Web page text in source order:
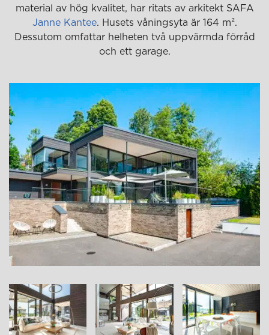
material av hög kvalitet, har ritats av arkitekt SAFA
Janne Kantee. Husets våningsyta är 164 m².
Dessutom omfattar helheten två uppvärmda förråd
och ett garage.